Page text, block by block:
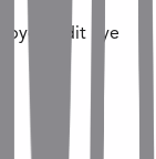
bygge dit nye